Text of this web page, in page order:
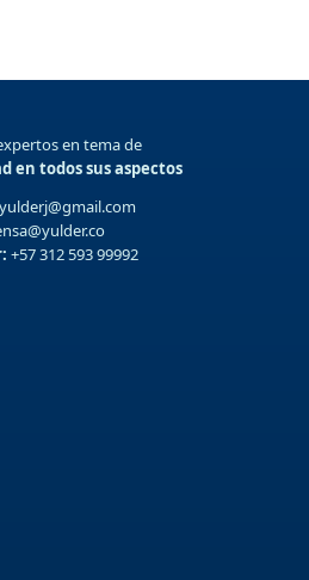
en tema de
en todos sus aspectos
yulderj@gmail.com
+57 312 593 99992